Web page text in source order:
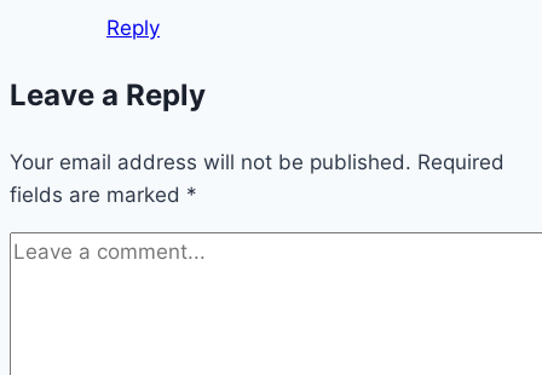
Reply
Leave a Reply
Your email address will not be published. Required
fields are marked *